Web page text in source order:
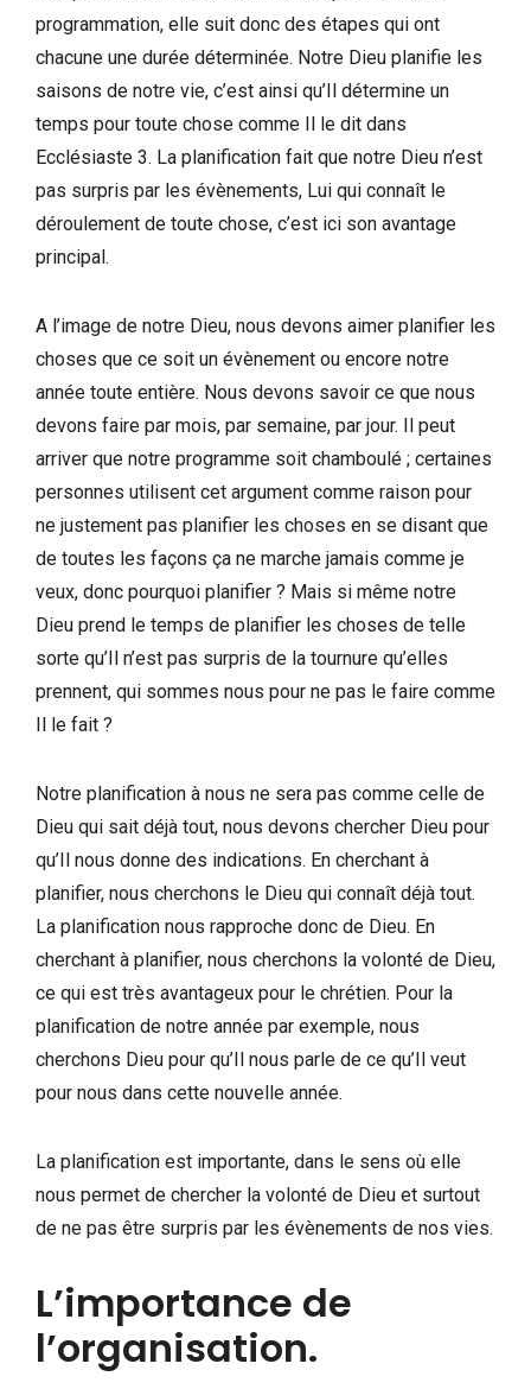
programmation, elle suit donc des étapes qui ont
chacune une durée déterminée. Notre Dieu planifie les
saisons de notre vie, c’est ainsi qu’Il détermine un
temps pour toute chose comme Il le dit dans
Ecclésiaste 3. La planification fait que notre Dieu n’est
pas surpris par les évènements, Lui qui connaît le
déroulement de toute chose, c’est ici son avantage
principal.
A l’image de notre Dieu, nous devons aimer planifier les
choses que ce soit un évènement ou encore notre
année toute entière. Nous devons savoir ce que nous
devons faire par mois, par semaine, par jour. Il peut
arriver que notre programme soit chamboulé ; certaines
personnes utilisent cet argument comme raison pour
ne justement pas planifier les choses en se disant que
de toutes les façons ça ne marche jamais comme je
veux, donc pourquoi planifier ? Mais si même notre
Dieu prend le temps de planifier les choses de telle
sorte qu’Il n’est pas surpris de la tournure qu’elles
prennent, qui sommes nous pour ne pas le faire comme
Il le fait ?
Notre planification à nous ne sera pas comme celle de
Dieu qui sait déjà tout, nous devons chercher Dieu pour
qu’Il nous donne des indications. En cherchant à
planifier, nous cherchons le Dieu qui connaît déjà tout.
La planification nous rapproche donc de Dieu. En
cherchant à planifier, nous cherchons la volonté de Dieu,
ce qui est très avantageux pour le chrétien. Pour la
planification de notre année par exemple, nous
cherchons Dieu pour qu’Il nous parle de ce qu’Il veut
pour nous dans cette nouvelle année.
La planification est importante, dans le sens où elle
nous permet de chercher la volonté de Dieu et surtout
de ne pas être surpris par les évènements de nos vies.
L’importance de
l’organisation.